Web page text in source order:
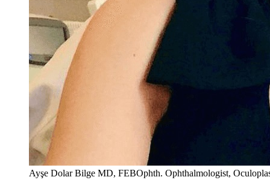
Ayşe Dolar Bilge MD, FEBOphth. Ophthalmologist,